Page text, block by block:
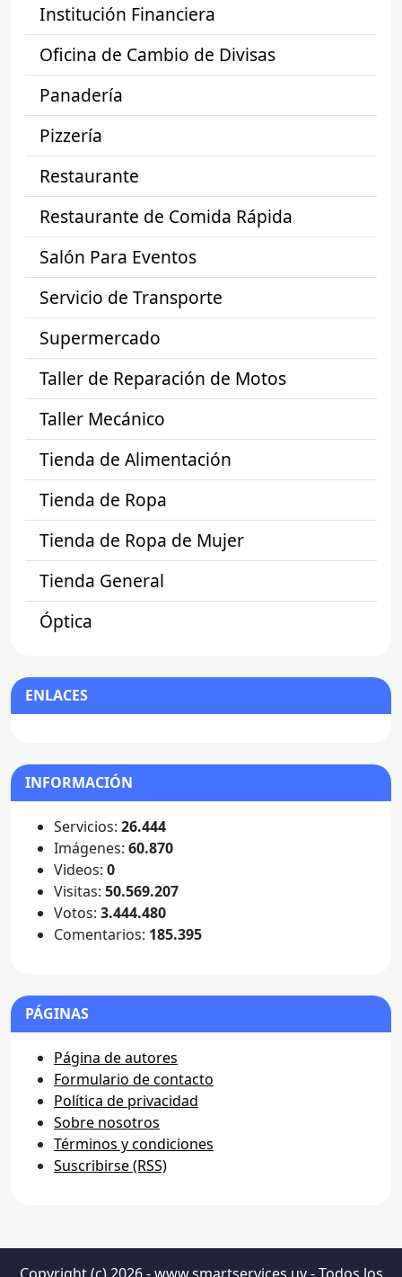
Institución Financiera
Oficina de Cambio de Divisas
Panadería
Pizzería
Restaurante
Restaurante de Comida Rápida
Salón Para Eventos
Servicio de Transporte
Supermercado
Taller de Reparación de Motos
Taller Mecánico
Tienda de Alimentación
Tienda de Ropa
Tienda de Ropa de Mujer
Tienda General
Óptica
ENLACES
INFORMACIÓN
Servicios: 26.444
Imágenes: 60.870
Videos: 0
Visitas: 50.569.207
Votos: 3.444.480
Comentarios: 185.395
PÁGINAS
Página de autores
Formulario de contacto
Política de privacidad
Sobre nosotros
Términos y condiciones
Suscribirse (RSS)